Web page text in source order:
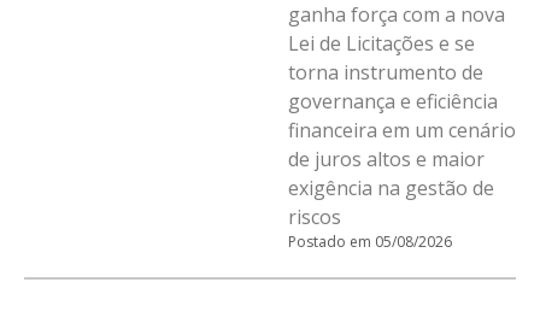
ganha força com a nova
Lei de Licitações e se
torna instrumento de
governança e eficiência
financeira em um cenário
de juros altos e maior
exigência na gestão de
riscos
Postado em 05/08/2026